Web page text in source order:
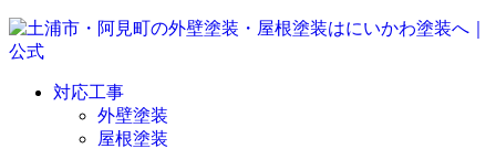
対応工事
外壁塗装
屋根塗装